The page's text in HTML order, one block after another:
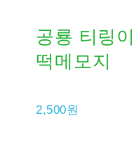
공룡 티링이
떡메모지
2,500원